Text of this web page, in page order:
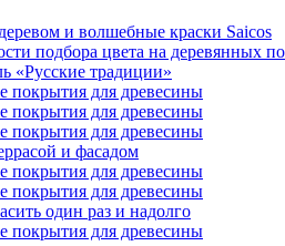
и волшебные краски Saicos
подбора цвета на деревянных
«Русские традиции»
покрытия для древесины
покрытия для древесины
покрытия для древесины
и фасадом
покрытия для древесины
покрытия для древесины
один раз и надолго
покрытия для древесины